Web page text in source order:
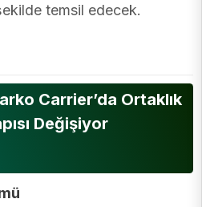
temsil edecek.
Carrier’da Ortaklık
Değişiyor